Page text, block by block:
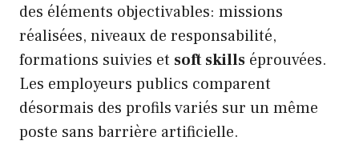
des éléments objectivables: missions
réalisées, niveaux de responsabilité,
formations suivies et soft skills éprouvées.
Les employeurs publics comparent
désormais des profils variés sur un même
poste sans barrière artificielle.